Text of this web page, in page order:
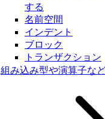
する
名前空間
インデント
ブロック
トランザクション
組み込み型や演算子な